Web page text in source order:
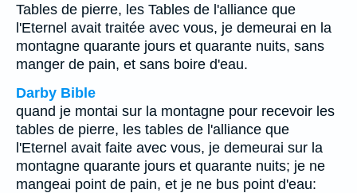
Tables de pierre, les Tables de l'alliance que
l'Eternel avait traitée avec vous, je demeurai en la
montagne quarante jours et quarante nuits, sans
manger de pain, et sans boire d'eau.
Darby Bible
quand je montai sur la montagne pour recevoir les
tables de pierre, les tables de l'alliance que
l'Eternel avait faite avec vous, je demeurai sur la
montagne quarante jours et quarante nuits; je ne
mangeai point de pain, et je ne bus point d'eau: